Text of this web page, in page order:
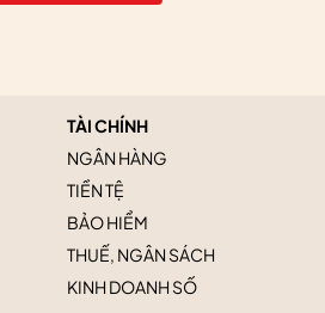
TÀI CHÍNH
NGÂN HÀNG
TIỀN TỆ
BẢO HIỂM
THUẾ, NGÂN SÁCH
KINH DOANH SỐ